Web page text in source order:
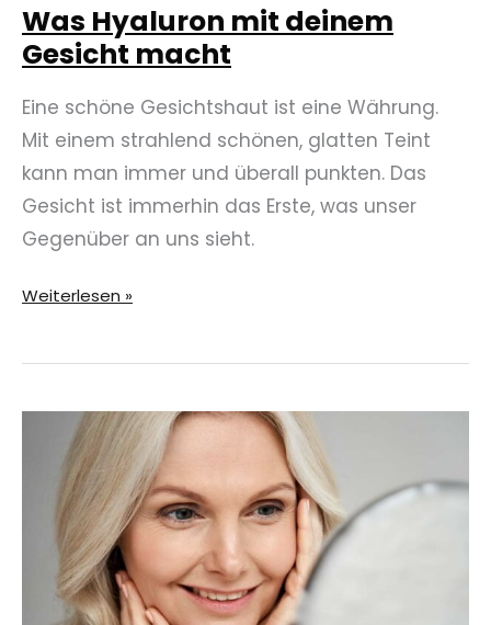
Was Hyaluron mit deinem
Gesicht macht
Eine schöne Gesichtshaut ist eine Währung.
Mit einem strahlend schönen, glatten Teint
kann man immer und überall punkten. Das
Gesicht ist immerhin das Erste, was unser
Gegenüber an uns sieht.
Was
mit
Gesicht
macht
Weiterlesen »